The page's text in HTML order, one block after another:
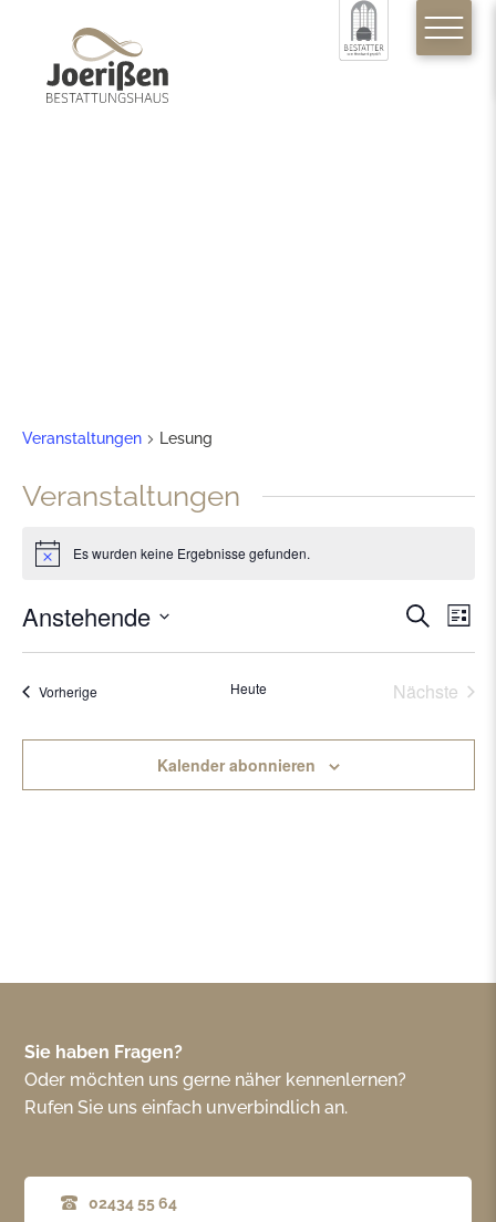
Veranstaltungen Lesung
Veranstaltungen
HinweisEs wurden keine Ergebnisse gefunden.
Suche
und
Suche
Liste
Anstehende
Datum
VorherigeVeranstaltungen Heute
Nächste
Kalender abonnieren
Sie haben Fragen?
Oder möchten uns gerne näher kennenlernen?
Rufen Sie uns einfach unverbindlich an.
02434 55 64